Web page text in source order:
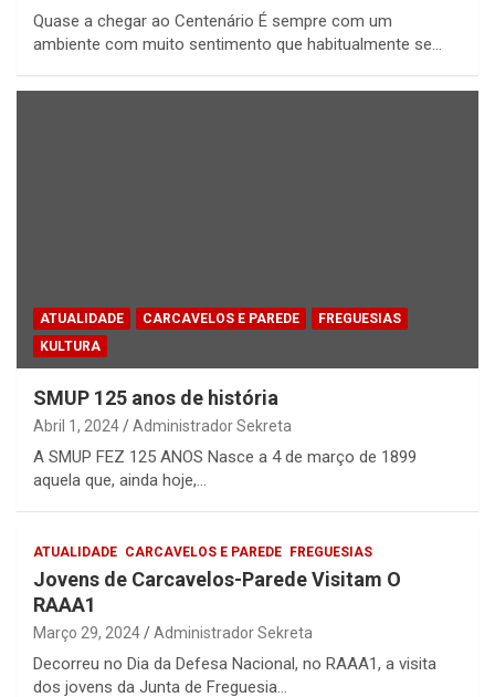
Quase a chegar ao Centenário É sempre com um
ambiente com muito sentimento que habitualmente se…
ATUALIDADE CARCAVELOS E PAREDE
FREGUESIAS
KULTURA
SMUP 125 anos de história
Abril 1, 2024 Administrador Sekreta
A SMUP FEZ 125 ANOS Nasce a 4 de março de 1899
aquela que, ainda hoje,…
ATUALIDADE CARCAVELOS E PAREDE FREGUESIAS
Jovens de Carcavelos-Parede Visitam O
RAAA1
Março 29, 2024 Administrador Sekreta
Decorreu no Dia da Defesa Nacional, no RAAA1, a visita
dos jovens da Junta de Freguesia…